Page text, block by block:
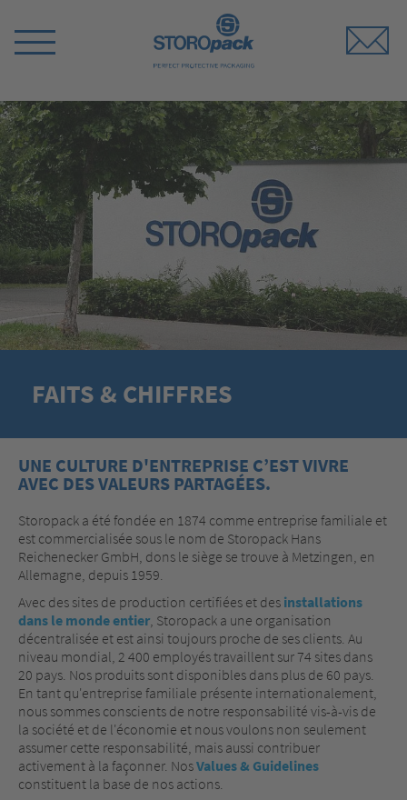
Switch
FAITS & CHIFFRES
UNE CULTURE D'ENTREPRISE C’EST VIVRE
AVEC DES VALEURS PARTAGÉES.
Storopack a été fondée en 1874 comme entreprise familiale et
est commercialisée sous le nom de Storopack Hans
Reichenecker GmbH, dons le siège se trouve à Metzingen, en
Allemagne, depuis 1959.
Avec des sites de production certifiées et des installations
dans le monde entier , Storopack a une organisation
décentralisée et est ainsi toujours proche de ses clients. Au
niveau mondial, 2 400 employés travaillent sur 74 sites dans
20 pays. Nos produits sont disponibles dans plus de 60 pays.
En tant qu'entreprise familiale présente internationalement,
nous sommes conscients de notre responsabilité vis-à-vis de
la société et de l'économie et nous voulons non seulement
assumer cette responsabilité, mais aussi contribuer
activement à la façonner. NosValues & Guidelines
constituent la base de nos actions.